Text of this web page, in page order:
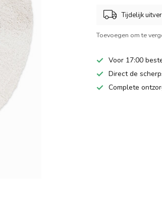
Tijdelijk
Toevoegen om te
Voor 17:00
Direct de
Complete